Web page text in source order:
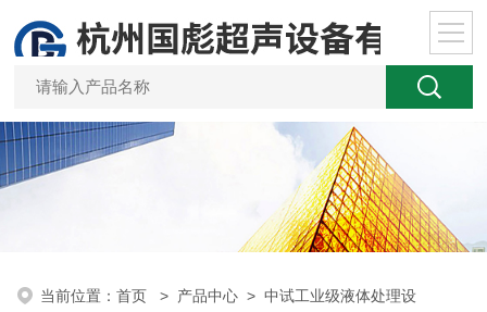
当前位置：首页 > 产品中心 >中试工业级液体处理设